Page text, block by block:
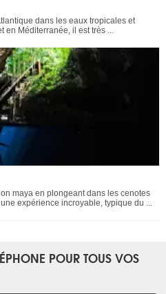
dans les eaux tropicales et
Méditerranée, il est très ...
maya en plongeant dans les cenotes
expérience incroyable, typique du ...
POUR TOUS VOS